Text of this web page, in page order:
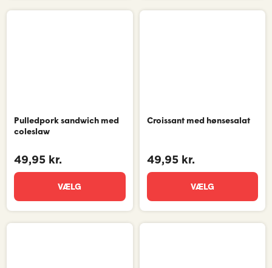
Pulledpork sandwich med
coleslaw
49,95 kr.
VÆLG
Croissant med hønsesalat
49,95 kr.
VÆLG